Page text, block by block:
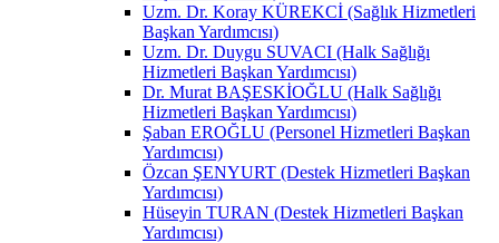
Uzm. Dr. Koray KÜREKCİ (Sağlık Hizmetleri
Başkan Yardımcısı)
Uzm. Dr. Duygu SUVACI (Halk Sağlığı
Hizmetleri Başkan Yardımcısı)
Dr. Murat BAŞESKİOĞLU (Halk Sağlığı
Hizmetleri Başkan Yardımcısı)
Şaban EROĞLU (Personel Hizmetleri Başkan
Yardımcısı)
Özcan ŞENYURT (Destek Hizmetleri Başkan
Yardımcısı)
Hüseyin TURAN (Destek Hizmetleri Başkan
Yardımcısı)